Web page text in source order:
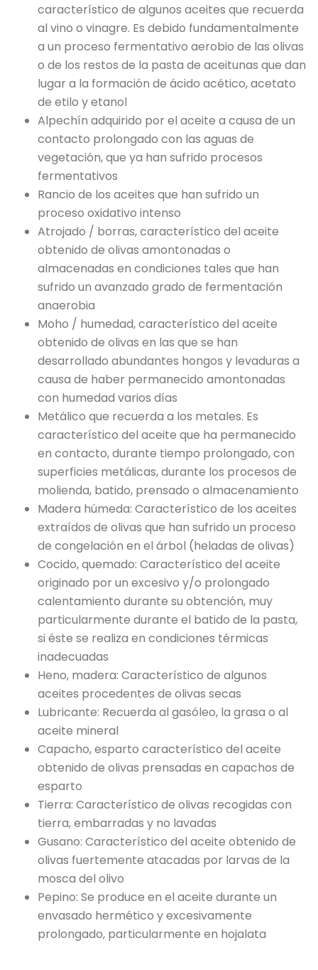
característico de algunos aceites que recuerda
al vino o vinagre. Es debido fundamentalmente
a un proceso fermentativo aerobio de las olivas
o de los restos de la pasta de aceitunas que dan
lugar a la formación de ácido acético, acetato
de etilo y etanol
Alpechín adquirido por el aceite a causa de un
contacto prolongado con las aguas de
vegetación, que ya han sufrido procesos
fermentativos
Rancio de los aceites que han sufrido un
proceso oxidativo intenso
Atrojado / borras, característico del aceite
obtenido de olivas amontonadas o
almacenadas en condiciones tales que han
sufrido un avanzado grado de fermentación
anaerobia
Moho / humedad, característico del aceite
obtenido de olivas en las que se han
desarrollado abundantes hongos y levaduras a
causa de haber permanecido amontonadas
con humedad varios días
Metálico que recuerda a los metales. Es
característico del aceite que ha permanecido
en contacto, durante tiempo prolongado, con
superficies metálicas, durante los procesos de
molienda, batido, prensado o almacenamiento
Madera húmeda: Característico de los aceites
extraídos de olivas que han sufrido un proceso
de congelación en el árbol (heladas de olivas)
Cocido, quemado: Característico del aceite
originado por un excesivo y/o prolongado
calentamiento durante su obtención, muy
particularmente durante el batido de la pasta,
si éste se realiza en condiciones térmicas
inadecuadas
Heno, madera: Característico de algunos
aceites procedentes de olivas secas
Lubricante: Recuerda al gasóleo, la grasa o al
aceite mineral
Capacho, esparto característico del aceite
obtenido de olivas prensadas en capachos de
esparto
Tierra: Característico de olivas recogidas con
tierra, embarradas y no lavadas
Gusano: Característico del aceite obtenido de
olivas fuertemente atacadas por larvas de la
mosca del olivo
Pepino: Se produce en el aceite durante un
envasado hermético y excesivamente
prolongado, particularmente en hojalata